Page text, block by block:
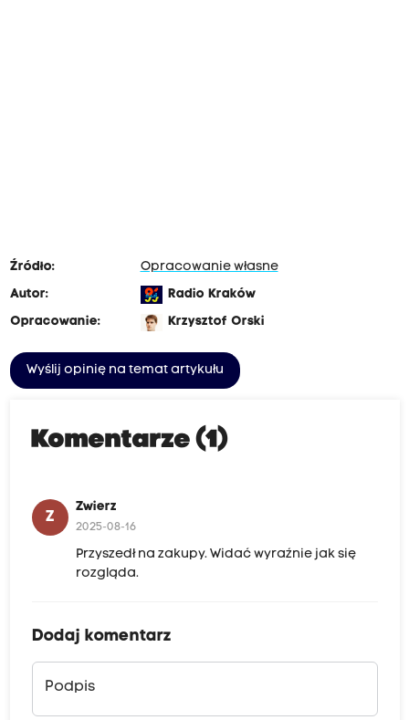
Źródło:
Opracowanie własne
Autor:
Radio Kraków
Opracowanie:
Krzysztof Orski
Wyślij opinię na temat artykułu
Komentarze (1)
Z
Zwierz
2025-08-16
Przyszedł na zakupy. Widać wyraźnie jak się
rozgląda.
Dodaj komentarz
Podpis